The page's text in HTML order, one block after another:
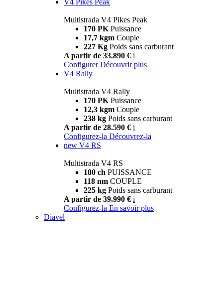
Multistrada V4 Pikes Peak
170 PK Puissance
17,7 kgm Couple
227 Kg Poids sans carburant
A partir de 33.890 € i
Configurer Découvrir plus
V4 Rally
Multistrada V4 Rally
170 PK Puissance
12,3 kgm Couple
238 kg Poids sans carburant
A partir de 28.590 € i
Configurez-la Découvrez-la
new V4 RS
Multistrada V4 RS
180 ch PUISSANCE
118 nm COUPLE
225 kg Poids sans carburant
A partir de 39.990 € i
Configurez-la En savoir plus
Diavel